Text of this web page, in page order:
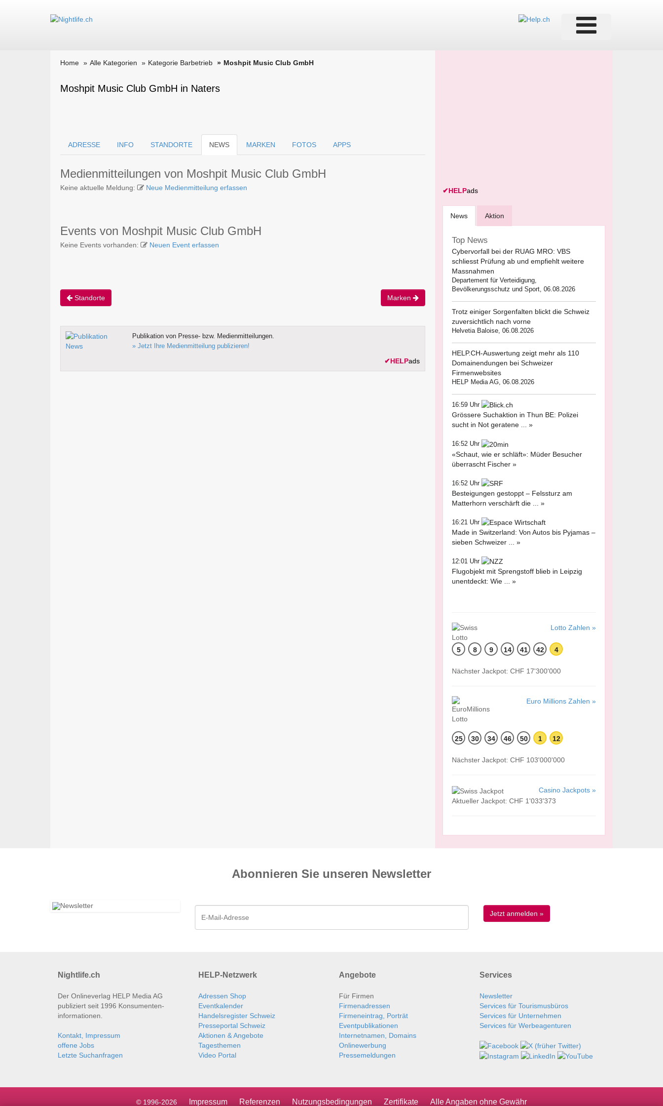
Home Alle Kategorien Kategorie Barbetrieb Moshpit Music Club GmbH
Moshpit Music Club GmbH in Naters
ADRESSE INFO STANDORTE NEWS MARKEN FOTOS APPS
Medienmitteilungen von Moshpit Music Club GmbH
Keine aktuelle Meldung: Neue Medienmitteilung erfassen
Events von Moshpit Music Club GmbH
Keine Events vorhanden: Neuen Event erfassen
Standorte Marken
Publikation von Presse- bzw. Medienmitteilungen.
» Jetzt Ihre Medienmitteilung publizieren!
✔HELPads
✔HELPads
News Aktion
Top News
Cybervorfall bei der RUAG MRO: VBS
schliesst Prüfung ab und empfiehlt weitere
Massnahmen
Departement für Verteidigung,
Bevölkerungsschutz und Sport, 06.08.2026
Trotz einiger Sorgenfalten blickt die Schweiz
zuversichtlich nach vorne
Helvetia Baloise, 06.08.2026
HELP.CH-Auswertung zeigt mehr als 110
Domainendungen bei Schweizer
Firmenwebsites
HELP Media AG, 06.08.2026
16:59 Uhr
Grössere Suchaktion in Thun BE: Polizei
sucht in Not geratene ... »
16:52 Uhr
«Schaut, wie er schläft»: Müder Besucher
überrascht Fischer »
16:52 Uhr
Besteigungen gestoppt – Felssturz am
Matterhorn verschärft die ... »
16:21 Uhr
Made in Switzerland: Von Autos bis Pyjamas –
sieben Schweizer ... »
12:01 Uhr
Flugobjekt mit Sprengstoff blieb in Leipzig
unentdeckt: Wie ... »
Lotto Zahlen »
5 8 9 14 41 42 4
Nächster Jackpot: CHF 17'300'000
Euro Millions Zahlen »
25 30 34 46 50 1 12
Nächster Jackpot: CHF 103'000'000
Casino Jackpots »
Aktueller Jackpot: CHF 1'033'373
Abonnieren Sie unseren News­letter
Nightlife.ch
Der Onlineverlag HELP Media AG
publiziert seit 1996 Konsumenten­
informationen.
Kontakt, Impressum
offene Jobs
Letzte Suchanfragen
HELP-Netzwerk
Adressen Shop
Eventkalender
Handelsregister Schweiz
Presseportal Schweiz
Aktionen & Angebote
Tagesthemen
Video Portal
Angebote
Für Firmen
Firmenadressen
Firmeneintrag, Porträt
Eventpublikationen
Internetnamen, Domains
Onlinewerbung
Pressemeldungen
Services
Newsletter
Services für Tourismusbüros
Services für Unternehmen
Services für Werbeagenturen
© 1996-2026 Impressum Referenzen Nutzungsbedingungen Zertifikate Alle Angaben ohne Gewähr